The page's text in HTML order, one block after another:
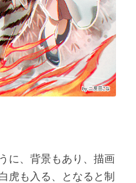
に、背景もあり、描画
虎も入る、となると制